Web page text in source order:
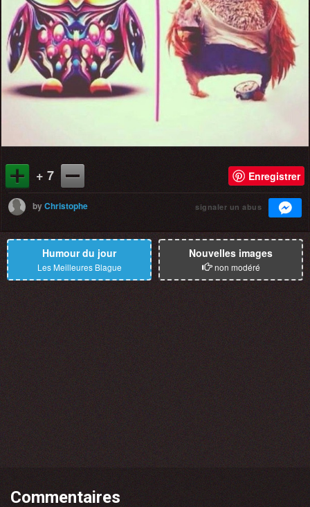
+ 7 Enregistrer
byChristophe signaler un abus
Humour du jour
Les Meilleures Blague
Nouvelles images
non modéré
Commentaires